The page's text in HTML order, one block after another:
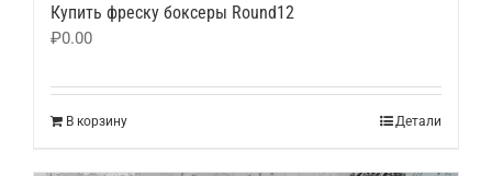
Купить фреску боксеры Round12
₽0.00
В корзину Детали